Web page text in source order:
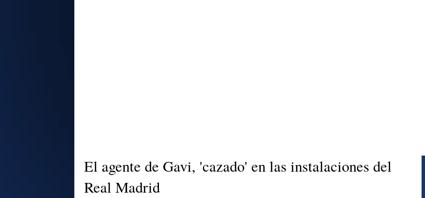
El agente de Gavi, 'cazado' en las instalaciones del
Real Madrid